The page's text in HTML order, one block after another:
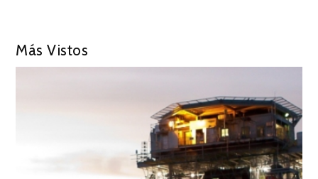
Más Vistos